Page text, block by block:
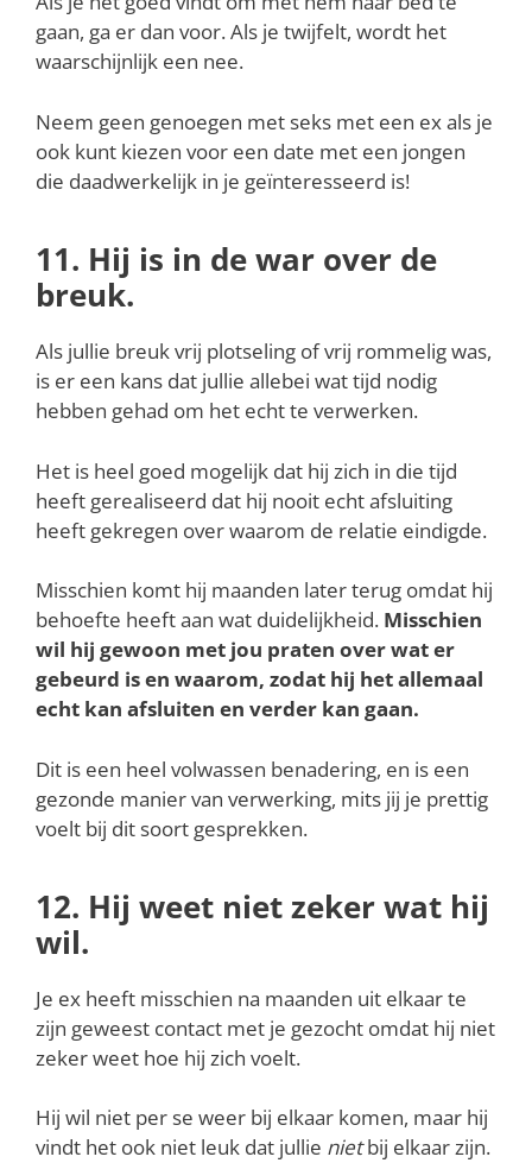
gaan, ga er dan voor. Als je twijfelt, wordt het
waarschijnlijk een nee.
Neem geen genoegen met seks met een ex als je
ook kunt kiezen voor een date met een jongen
die daadwerkelijk in je geïnteresseerd is!
11. Hij is in de war over de
breuk.
Als jullie breuk vrij plotseling of vrij rommelig was,
is er een kans dat jullie allebei wat tijd nodig
hebben gehad om het echt te verwerken.
Het is heel goed mogelijk dat hij zich in die tijd
heeft gerealiseerd dat hij nooit echt afsluiting
heeft gekregen over waarom de relatie eindigde.
Misschien komt hij maanden later terug omdat hij
behoefte heeft aan wat duidelijkheid. Misschien
wil hij gewoon met jou praten over wat er
gebeurd is en waarom, zodat hij het allemaal
echt kan afsluiten en verder kan gaan.
Dit is een heel volwassen benadering, en is een
gezonde manier van verwerking, mits jij je prettig
voelt bij dit soort gesprekken.
12. Hij weet niet zeker wat hij
wil.
Je ex heeft misschien na maanden uit elkaar te
zijn geweest contact met je gezocht omdat hij niet
zeker weet hoe hij zich voelt.
Hij wil niet per se weer bij elkaar komen, maar hij
vindt het ook niet leuk dat jullie nietbij elkaar zijn.